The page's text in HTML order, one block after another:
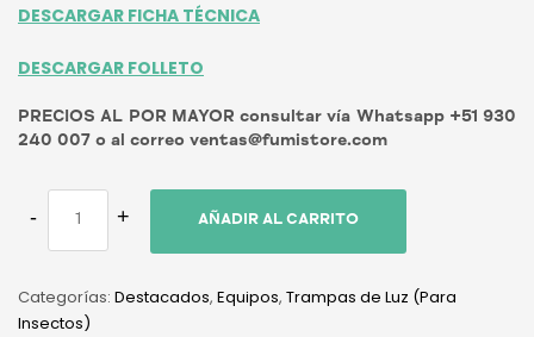
DESCARGAR FICHA TÉCNICA
DESCARGAR FOLLETO
PRECIOS AL POR MAYOR consultar vía Whatsapp +51 930
240 007 o al correo ventas@fumistore.com
AÑADIR AL CARRITO
Categorías: Destacados, Equipos, Trampas de Luz (Para
Insectos)